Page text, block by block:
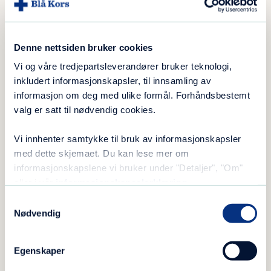
Denne nettsiden bruker cookies
Vi og våre tredjepartsleverandører bruker teknologi,
inkludert informasjonskapsler, til innsamling av
informasjon om deg med ulike formål. Forhåndsbestemt
valg er satt til nødvendig cookies.
Vi innhenter samtykke til bruk av informasjonskapsler
med dette skjemaet. Du kan lese mer om
informasjonskapslene vi bruker under "Detaljer", "Om"
Nødvendig
Egenskaper
beslutning
Kartlegge risikosituasjoner og drøfte tiltak
for å begrense spill
Analysere spillsituasjoner for bedre
forståelse av egen spilling
hvilke løsninger som finnes
Finne noe annet meningsfullt å bruke tiden
på
Etter fullført oppfølging